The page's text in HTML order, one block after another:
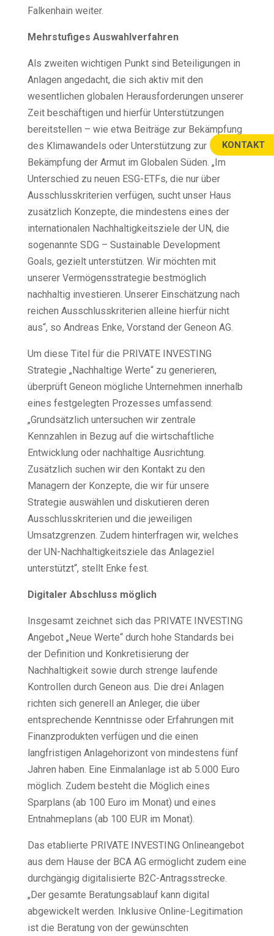
Falkenhain weiter.
Mehrstufiges Auswahlverfahren
Als zweiten wichtigen Punkt sind Beteiligungen in
Anlagen angedacht, die sich aktiv mit den
wesentlichen globalen Herausforderungen unserer
Zeit beschäftigen und hierfür Unterstützungen
bereitstellen – wie etwa Beiträge zur Bekämpfung
des Klimawandels oder Unterstützung zur
Bekämpfung der Armut im Globalen Süden. „Im
Unterschied zu neuen ESG-ETFs, die nur über
Ausschlusskriterien verfügen, sucht unser Haus
zusätzlich Konzepte, die mindestens eines der
internationalen Nachhaltigkeitsziele der UN, die
sogenannte SDG – Sustainable Development
Goals, gezielt unterstützen. Wir möchten mit
unserer Vermögensstrategie bestmöglich
nachhaltig investieren. Unserer Einschätzung nach
reichen Ausschlusskriterien alleine hierfür nicht
aus“, so Andreas Enke, Vorstand der Geneon AG.
Um diese Titel für die PRIVATE INVESTING
Strategie „Nachhaltige Werte“ zu generieren,
überprüft Geneon mögliche Unternehmen innerhalb
eines festgelegten Prozesses umfassend:
„Grundsätzlich untersuchen wir zentrale
Kennzahlen in Bezug auf die wirtschaftliche
Entwicklung oder nachhaltige Ausrichtung.
Zusätzlich suchen wir den Kontakt zu den
Managern der Konzepte, die wir für unsere
Strategie auswählen und diskutieren deren
Ausschlusskriterien und die jeweiligen
Umsatzgrenzen. Zudem hinterfragen wir, welches
der UN-Nachhaltigkeitsziele das Anlageziel
unterstützt“, stellt Enke fest.
Digitaler Abschluss möglich
Insgesamt zeichnet sich das PRIVATE INVESTING
Angebot „Neue Werte“ durch hohe Standards bei
der Definition und Konkretisierung der
Nachhaltigkeit sowie durch strenge laufende
Kontrollen durch Geneon aus. Die drei Anlagen
richten sich generell an Anleger, die über
entsprechende Kenntnisse oder Erfahrungen mit
Finanzprodukten verfügen und die einen
langfristigen Anlagehorizont von mindestens fünf
Jahren haben. Eine Einmalanlage ist ab 5.000 Euro
möglich. Zudem besteht die Möglich eines
Sparplans (ab 100 Euro im Monat) und eines
Entnahmeplans (ab 100 EUR im Monat).
Das etablierte PRIVATE INVESTING Onlineangebot
aus dem Hause der BCA AG ermöglicht zudem eine
durchgängig digitalisierte B2C-Antragsstrecke.
„Der gesamte Beratungsablauf kann digital
abgewickelt werden. Inklusive Online-Legitimation
ist die Beratung von der gewünschten
KONTAKT